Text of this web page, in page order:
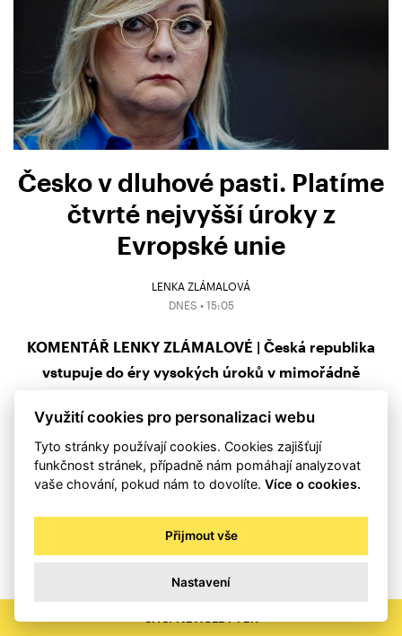
Česko v dluhové pasti. Platíme
čtvrté nejvyšší úroky z
Evropské unie
LENKA ZLÁMALOVÁ
DNES • 15:05
KOMENTÁŘ LENKY ZLÁMALOVÉ | Česká republika
vstupuje do éry vysokých úroků v mimořádně
pomalým tempem, cena za státní dluhy stoupá k
nebezpečné hranici. Babišův kabinet přesto plánuje
dál masivně utrácet na dluh za důchody a platy
PŘEČÍST CELÝ ČLÁNEK
Využití cookies pro personalizaci webu
Tyto stránky používají cookies. Cookies zajišťují
funkčnost stránek, případně nám pomáhají analyzovat
vaše chování, pokud nám to dovolíte.Více o cookies.
Přijmout vše
Nastavení
CHCI NEWSLETTER